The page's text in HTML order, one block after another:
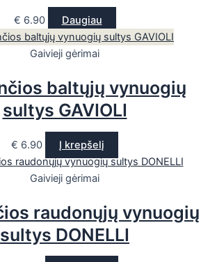
€ 6.90 Daugiau
Gaivieji gėrimai
baltųjų vynuogių
sultys GAVIOLI
€ 6.90 Į krepšelį
Gaivieji gėrimai
raudonųjų vynuogių
sultys DONELLI